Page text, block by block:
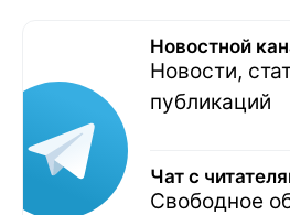
Новостной
Новости,
публикаций
Чат с
Свободное